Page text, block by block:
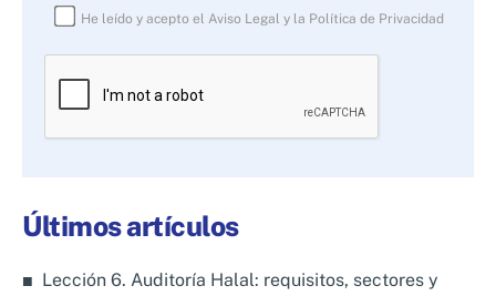
He leído y acepto el Aviso Legal y la Política de Privacidad
deja
vacío.
Últimos artículos
Lección 6. Auditoría Halal: requisitos, sectores y